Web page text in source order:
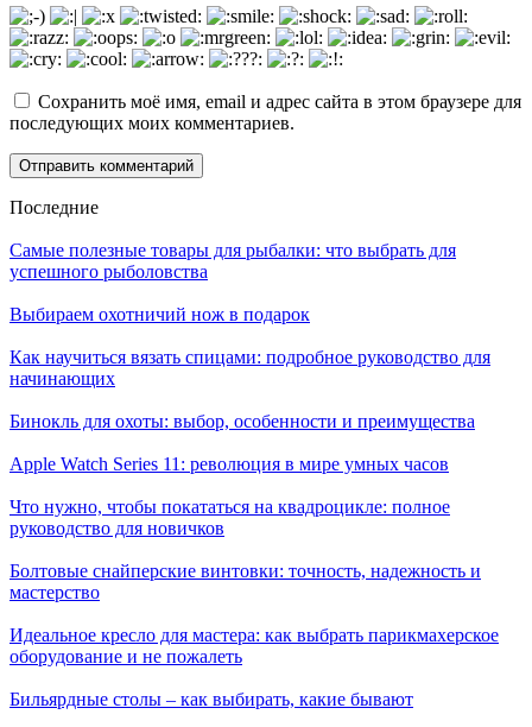
Сохранить моё имя, email и адрес сайта в этом браузере для
последующих моих комментариев.
Последние
Самые полезные товары для рыбалки: что выбрать для
успешного рыболовства
Выбираем охотничий нож в подарок
Как научиться вязать спицами: подробное руководство для
начинающих
Бинокль для охоты: выбор, особенности и преимущества
Apple Watch Series 11: революция в мире умных часов
Что нужно, чтобы покататься на квадроцикле: полное
руководство для новичков
Болтовые снайперские винтовки: точность, надежность и
мастерство
Идеальное кресло для мастера: как выбрать парикмахерское
оборудование и не пожалеть
Бильярдные столы – как выбирать, какие бывают